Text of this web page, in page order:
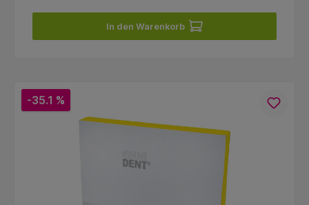
In den Warenkorb
-35.1 %